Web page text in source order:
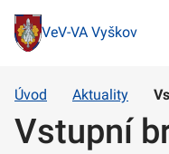
VeV-VA Vyškov
Úvod Aktuality
Vstupní